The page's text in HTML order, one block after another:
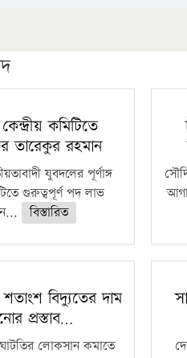
কমিটিতে
তারেকুর রহমান
যুবদলের পূর্ণাঙ্গ
গুরুত্বপূর্ণ পদ লাভ
বিস্তারিত
বিদ্যুতের দাম
প্রস্তাব…
ঘাটতির লোকসান কমাতে